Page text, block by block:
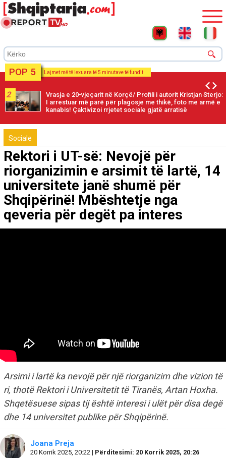
POP 5 Lajmet më të lexuara të 5 minutave të fundit
2
Vrasja e 20-vjeçarit në Korçë/ Profili i autorit Kristjan Sterjo:
I arrestuar më parë për plagosje me thikë, foto me armë e
kanabis! Çaktivizoi rrjetet sociale gjatë arratisë
Sociale
Rektori i UT-së: Nevojë për
riorganizimin e arsimit të lartë, 14
universitete janë shumë për
Shqipërinë! Mbështetje nga
qeveria për degët pa interes
Arsimi i lartë ka nevojë për një riorganizim dhe vizion të
ri, thotë Rektori i Universitetit të Tiranës, Artan Hoxha.
Shqetësuese sipas tij është interesi i ulët për disa degë
dhe 14 universitet publike për Shqipërinë.
Joana Preja
20 Korrik 2025, 20:22 | Përditesimi: 20 Korrik 2025, 20:26